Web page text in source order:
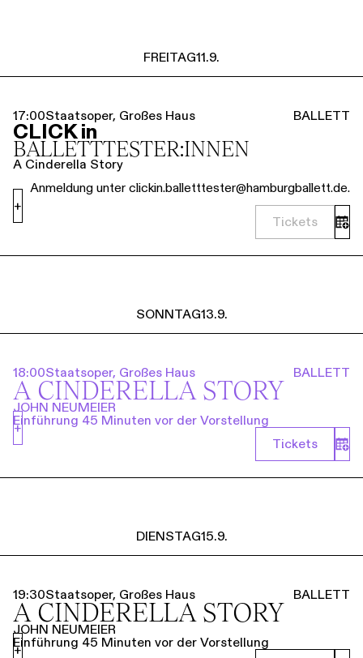
FREITAG11.9.
17:00Staatsoper, Großes Haus BALLETT
CLICK in
BALLETT­TESTER:INNEN
A Cinderella Story
Anmeldung unter clickin.balletttester@hamburgballett.de.
Tickets
+
SONNTAG13.9.
18:00Staatsoper, Großes Haus BALLETT
A CINDERELLA STORY
JOHN NEUMEIER
Einführung 45 Minuten vor der Vorstellung
Tickets
+
DIENSTAG15.9.
19:30Staatsoper, Großes Haus BALLETT
A CINDERELLA STORY
JOHN NEUMEIER
Einführung 45 Minuten vor der Vorstellung
+